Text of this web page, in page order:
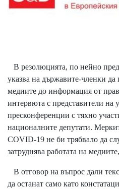
В резолюцията, по нейно
указва на държавите-членки да
медиите до информация от
интервюта с представители на
пресконференции с тяхно
националните депутати.
COVID-19 не би трябвало да
затруднява работата на
В отговор на въпрос дали
да останат само като